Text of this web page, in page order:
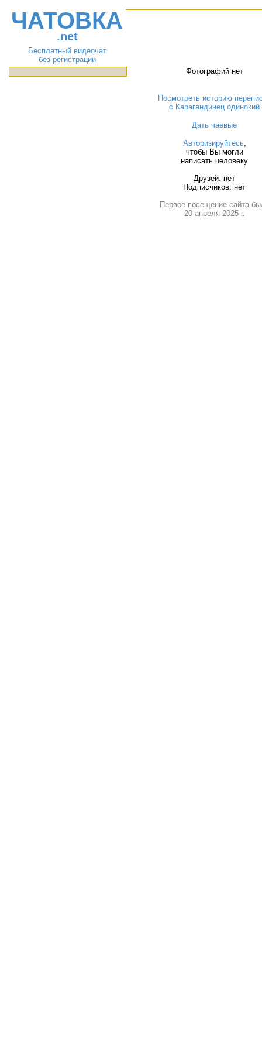
ЧАТОВКА
.net
Бесплатный видеочат
без регистрации
Фотографий нет
Посмотреть историю
с Карагандинец одинокий
Дать чаевые
Авторизируйтесь,
чтобы Вы могли
написать человеку
Друзей: нет
Подписчиков: нет
Первое посещение сайта
20 апреля 2025 г.